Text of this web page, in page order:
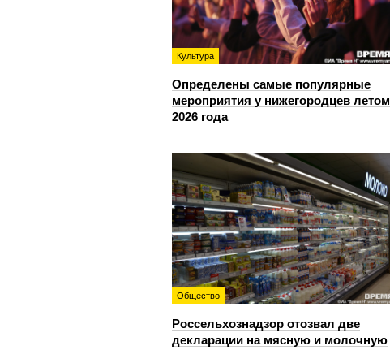
Культура
Определены самые популярные
мероприятия у нижегородцев летом
2026 года
Общество
Россельхознадзор отозвал две
декларации на мясную и молочную